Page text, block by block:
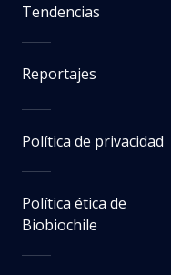
Tendencias
Reportajes
Política de privacidad
Política ética de
Biobiochile